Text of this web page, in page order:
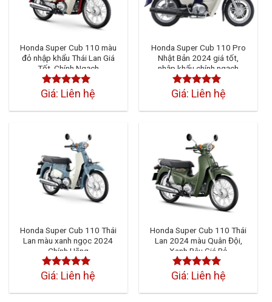
Honda Super Cub 110 màu
đỏ nhập khẩu Thái Lan Giá
Tốt, Chính Ngạch
Được xếp
5
sao
Giá: Liên hệ
Honda Super Cub 110 Pro
Nhật Bản 2024 giá tốt,
nhập khẩu chính ngạch
Được xếp
5
sao
Giá: Liên hệ
Honda Super Cub 110 Thái
Lan màu xanh ngọc 2024
Chính Hãng
Được xếp
sao
Giá: Liên hệ
Honda Super Cub 110 Thái
Lan 2024 màu Quân Đội,
Xanh Rêu Giá Rẻ
Được xếp
sao
Giá: Liên hệ